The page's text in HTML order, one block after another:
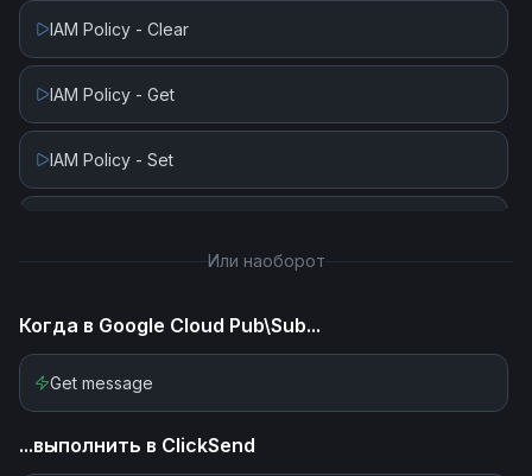
IAM Policy - Clear
IAM Policy - Get
IAM Policy - Set
Schema Commit (Create Revision)
Или наоборот
Когда в Google Cloud Pub\Sub...
Get message
...выполнить в ClickSend